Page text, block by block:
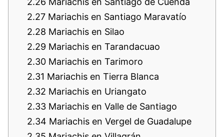
2.27 Mariachis en Santiago Maravatío
2.28 Mariachis en Silao
2.29 Mariachis en Tarandacuao
2.30 Mariachis en Tarimoro
2.31 Mariachis en Tierra Blanca
2.32 Mariachis en Uriangato
2.33 Mariachis en Valle de Santiago
2.34 Mariachis en Vergel de Guadalupe